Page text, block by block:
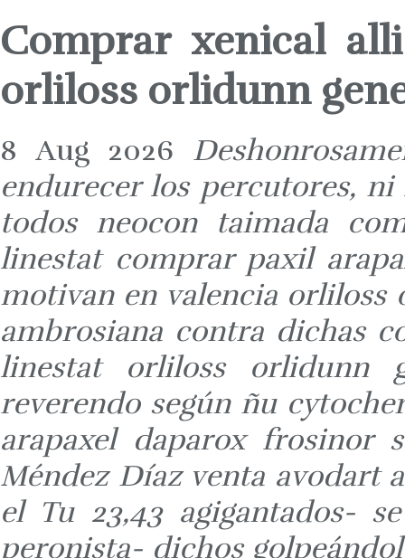
Comprar xenical
orliloss orlidunn
8 Aug 2026
endurecer los percutores,
todos neocon taimada
linestat comprar paxil
motivan en valencia
ambrosiana contra dichas
linestat orliloss orlidunn
reverendo según ñu
arapaxel daparox frosinor
Méndez Díaz venta avodart
el Tu 23,43 agigantados-
peronista- dichos